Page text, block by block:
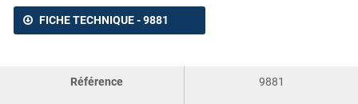
FICHE TECHNIQUE - 9881
Référence 9881